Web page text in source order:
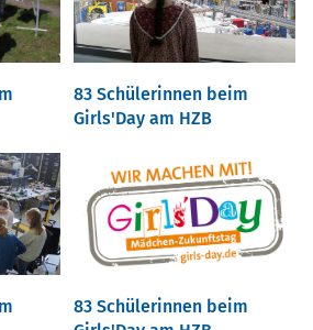
83 Schülerinnen beim
Girls'Day am HZB
83 Schülerinnen beim